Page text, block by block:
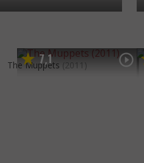
7,1
The Muppets (2011)